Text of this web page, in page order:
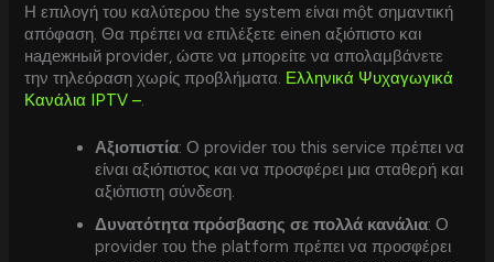
Η επιλογή του καλύτερου the system είναι một σημαντική
απόφαση. Θα πρέπει να επιλέξετε einen αξιόπιστο και
надежный provider, ώστε να μπορείτε να απολαμβάνετε
την τηλεόραση χωρίς προβλήματα. Ελληνικά Ψυχαγωγικά
Κανάλια IPTV –.
Αξιοπιστία: Ο provider του this service πρέπει να
είναι αξιόπιστος και να προσφέρει μια σταθερή και
αξιόπιστη σύνδεση.
Δυνατότητα πρόσβασης σε πολλά κανάλια: Ο
provider του the platform πρέπει να προσφέρει